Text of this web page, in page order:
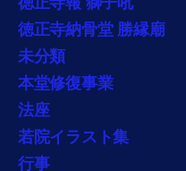
徳正寺納骨堂 勝縁廟
未分類
本堂修復事業
法座
若院イラスト集
行事